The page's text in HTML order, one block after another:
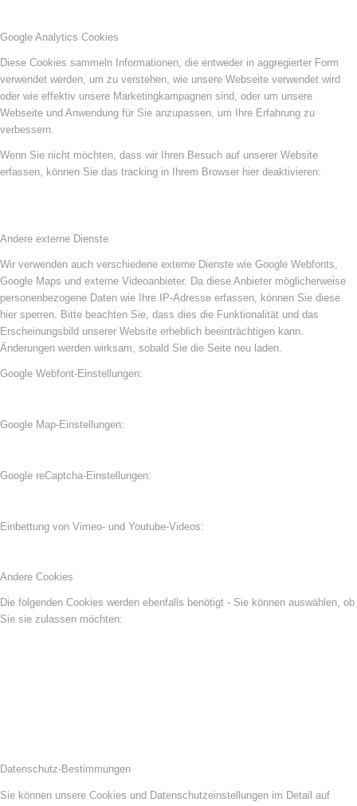
Google Analytics Cookies
Diese Cookies sammeln Informationen, die entweder in aggregierter Form
verwendet werden, um zu verstehen, wie unsere Webseite verwendet wird
oder wie effektiv unsere Marketingkampagnen sind, oder um unsere
Webseite und Anwendung für Sie anzupassen, um Ihre Erfahrung zu
verbessern.
Wenn Sie nicht möchten, dass wir Ihren Besuch auf unserer Website
erfassen, können Sie das tracking in Ihrem Browser hier deaktivieren:
Andere externe Dienste
Wir verwenden auch verschiedene externe Dienste wie Google Webfonts,
Google Maps und externe Videoanbieter. Da diese Anbieter möglicherweise
personenbezogene Daten wie Ihre IP-Adresse erfassen, können Sie diese
hier sperren. Bitte beachten Sie, dass dies die Funktionalität und das
Erscheinungsbild unserer Website erheblich beeinträchtigen kann.
Änderungen werden wirksam, sobald Sie die Seite neu laden.
Google Webfont-Einstellungen:
Google Map-Einstellungen:
Google reCaptcha-Einstellungen:
Einbettung von Vimeo- und Youtube-Videos:
Andere Cookies
Die folgenden Cookies werden ebenfalls benötigt - Sie können auswählen, ob
Sie sie zulassen möchten:
Datenschutz-Bestimmungen
Sie können unsere Cookies und Datenschutzeinstellungen im Detail auf